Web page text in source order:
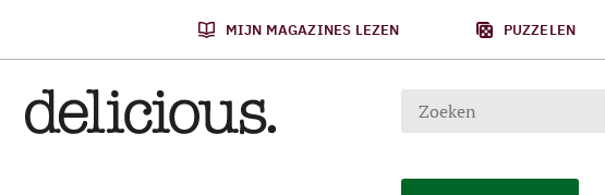
MIJN MAGAZINES LEZEN PUZZELEN